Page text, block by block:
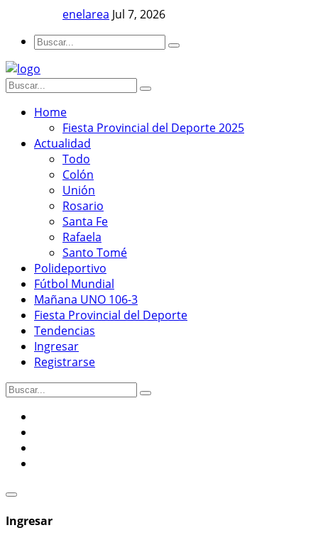
enelarea Jul 7, 2026
Home
Fiesta Provincial del Deporte 2025
Actualidad
Todo
Colón
Unión
Rosario
Santa Fe
Rafaela
Santo Tomé
Polideportivo
Fútbol Mundial
Mañana UNO 106-3
Fiesta Provincial del Deporte
Tendencias
Ingresar
Registrarse
Ingresar